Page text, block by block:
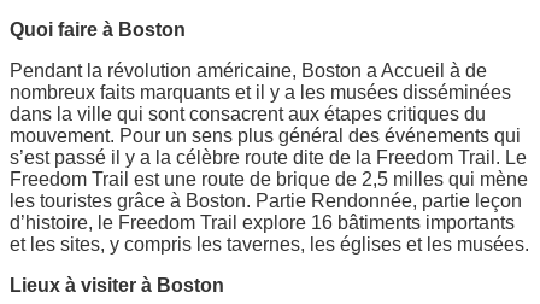
Quoi faire à Boston
Pendant la révolution américaine, Boston a Accueil à de
nombreux faits marquants et il y a les musées disséminées
dans la ville qui sont consacrent aux étapes critiques du
mouvement. Pour un sens plus général des événements qui
s’est passé il y a la célèbre route dite de la Freedom Trail. Le
Freedom Trail est une route de brique de 2,5 milles qui mène
les touristes grâce à Boston. Partie Rendonnée, partie leçon
d’histoire, le Freedom Trail explore 16 bâtiments importants
et les sites, y compris les tavernes, les églises et les musées.
Lieux à visiter à Boston